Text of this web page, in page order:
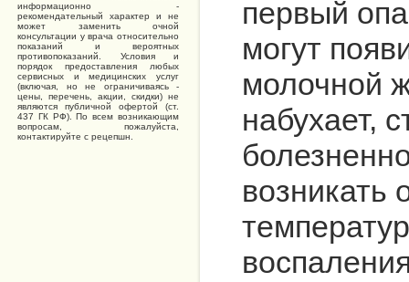
информационно -
рекомендательный характер и не
может заменить очной
консультации у врача относительно
показаний и вероятных
противопоказаний. Условия и
порядок предоставления любых
сервисных и медицинских услуг
(включая, но не ограничиваясь -
цены, перечень, акции, скидки) не
являются публичной офертой (ст.
437 ГК РФ). По всем возникающим
вопросам, пожалуйста,
контактируйте с рецепшн.
первый
могут
молочной
набухает,
возникать